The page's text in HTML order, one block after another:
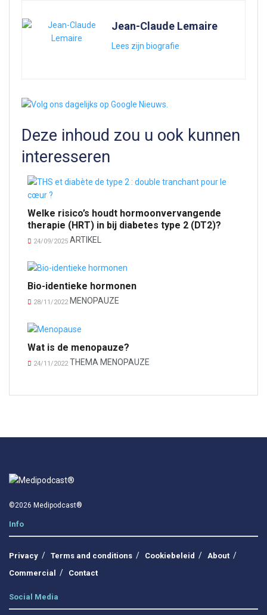
Jean-Claude Lemaire
Lees zijn biografie
Deze inhoud zou u ook kunnen
interesseren
Welke risico’s houdt hormoonvervangende
therapie (HRT) in bij diabetes type 2 (DT2)?
24/09/2025 ARTIKEL
Bio-identieke hormonen
28/11/2022 MENOPAUZE
Wat is de menopauze?
24/11/2022THEMA MENOPAUZE
©2026 Medipodcast®
Info
Privacy Terms and conditions Cookiebeleid
About
Commercial
Contact
Social Media